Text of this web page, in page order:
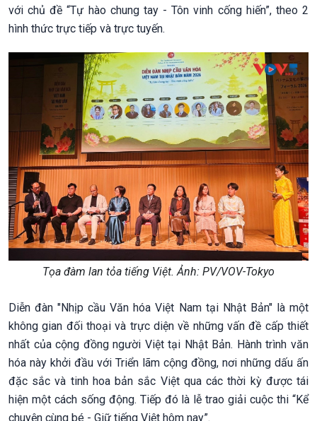
với chủ đề “Tự hào chung tay - Tôn vinh cống hiến”, theo 2
hình thức trực tiếp và trực tuyến.
Tọa đàm lan tỏa tiếng Việt. Ảnh: PV/VOV-Tokyo
Diễn đàn "Nhịp cầu Văn hóa Việt Nam tại Nhật Bản" là một
không gian đối thoại và trực diện về những vấn đề cấp thiết
nhất của cộng đồng người Việt tại Nhật Bản. Hành trình văn
hóa này khởi đầu với Triển lãm cộng đồng, nơi những dấu ấn
đặc sắc và tinh hoa bản sắc Việt qua các thời kỳ được tái
hiện một cách sống động. Tiếp đó là lễ trao giải cuộc thi “Kể
chuyện cùng bé - Giữ tiếng Việt hôm nay”.